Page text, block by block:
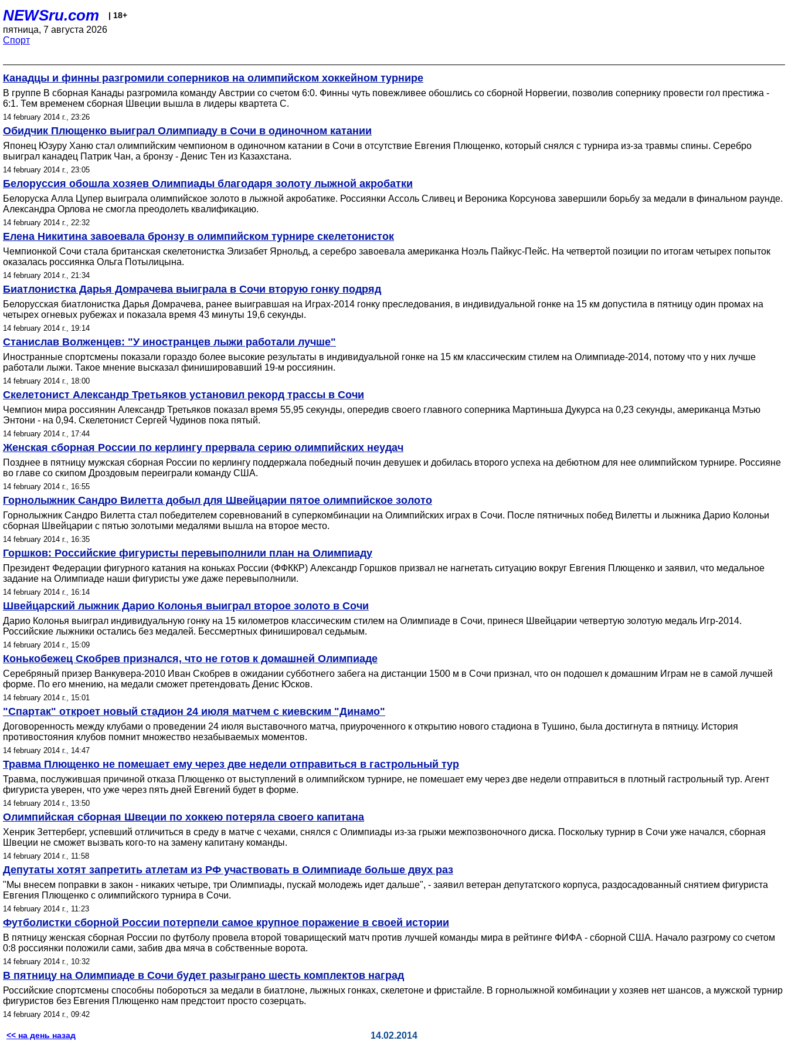
NEWSru.com | 18+
пятница, 7 августа 2026
Спорт
Канадцы и финны разгромили соперников на олимпийском хоккейном турнире
В группе В сборная Канады разгромила команду Австрии со счетом 6:0. Финны чуть повежливее обошлись со сборной Норвегии, позволив сопернику провести гол престижа -
6:1. Тем временем сборная Швеции вышла в лидеры квартета С.
14 february 2014 г., 23:26
Обидчик Плющенко выиграл Олимпиаду в Сочи в одиночном катании
Японец Юзуру Ханю стал олимпийским чемпионом в одиночном катании в Сочи в отсутствие Евгения Плющенко, который снялся с турнира из-за травмы спины. Серебро
выиграл канадец Патрик Чан, а бронзу - Денис Тен из Казахстана.
14 february 2014 г., 23:05
Белоруссия обошла хозяев Олимпиады благодаря золоту лыжной акробатки
Белоруска Алла Цупер выиграла олимпийское золото в лыжной акробатике. Россиянки Ассоль Сливец и Вероника Корсунова завершили борьбу за медали в финальном раунде.
Александра Орлова не смогла преодолеть квалификацию.
14 february 2014 г., 22:32
Елена Никитина завоевала бронзу в олимпийском турнире скелетонисток
Чемпионкой Сочи стала британская скелетонистка Элизабет Ярнольд, а серебро завоевала американка Ноэль Пайкус-Пейс. На четвертой позиции по итогам четырех попыток
оказалась россиянка Ольга Потылицына.
14 february 2014 г., 21:34
Биатлонистка Дарья Домрачева выиграла в Сочи вторую гонку подряд
Белорусская биатлонистка Дарья Домрачева, ранее выигравшая на Играх-2014 гонку преследования, в индивидуальной гонке на 15 км допустила в пятницу один промах на
четырех огневых рубежах и показала время 43 минуты 19,6 секунды.
14 february 2014 г., 19:14
Станислав Волженцев: "У иностранцев лыжи работали лучше"
Иностранные спортсмены показали гораздо более высокие результаты в индивидуальной гонке на 15 км классическим стилем на Олимпиаде-2014, потому что у них лучше
работали лыжи. Такое мнение высказал финишировавший 19-м россиянин.
14 february 2014 г., 18:00
Скелетонист Александр Третьяков установил рекорд трассы в Сочи
Чемпион мира россиянин Александр Третьяков показал время 55,95 секунды, опередив своего главного соперника Мартиньша Дукурса на 0,23 секунды, американца Мэтью
Энтони - на 0,94. Скелетонист Сергей Чудинов пока пятый.
14 february 2014 г., 17:44
Женская сборная России по керлингу прервала серию олимпийских неудач
Позднее в пятницу мужская сборная России по керлингу поддержала победный почин девушек и добилась второго успеха на дебютном для нее олимпийском турнире. Россияне
во главе со скипом Дроздовым переиграли команду США.
14 february 2014 г., 16:55
Горнолыжник Сандро Вилетта добыл для Швейцарии пятое олимпийское золото
Горнолыжник Сандро Вилетта стал победителем соревнований в суперкомбинации на Олимпийских играх в Сочи. После пятничных побед Вилетты и лыжника Дарио Колоньи
сборная Швейцарии с пятью золотыми медалями вышла на второе место.
14 february 2014 г., 16:35
Горшков: Российские фигуристы перевыполнили план на Олимпиаду
Президент Федерации фигурного катания на коньках России (ФФККР) Александр Горшков призвал не нагнетать ситуацию вокруг Евгения Плющенко и заявил, что медальное
задание на Олимпиаде наши фигуристы уже даже перевыполнили.
14 february 2014 г., 16:14
Швейцарский лыжник Дарио Колонья выиграл второе золото в Сочи
Дарио Колонья выиграл индивидуальную гонку на 15 километров классическим стилем на Олимпиаде в Сочи, принеся Швейцарии четвертую золотую медаль Игр-2014.
Российские лыжники остались без медалей. Бессмертных финишировал седьмым.
14 february 2014 г., 15:09
Конькобежец Скобрев признался, что не готов к домашней Олимпиаде
Серебряный призер Ванкувера-2010 Иван Скобрев в ожидании субботнего забега на дистанции 1500 м в Сочи признал, что он подошел к домашним Играм не в самой лучшей
форме. По его мнению, на медали сможет претендовать Денис Юсков.
14 february 2014 г., 15:01
"Спартак" откроет новый стадион 24 июля матчем с киевским "Динамо"
Договоренность между клубами о проведении 24 июля выставочного матча, приуроченного к открытию нового стадиона в Тушино, была достигнута в пятницу. История
противостояния клубов помнит множество незабываемых моментов.
14 february 2014 г., 14:47
Травма Плющенко не помешает ему через две недели отправиться в гастрольный тур
Травма, послужившая причиной отказа Плющенко от выступлений в олимпийском турнире, не помешает ему через две недели отправиться в плотный гастрольный тур. Агент
фигуриста уверен, что уже через пять дней Евгений будет в форме.
14 february 2014 г., 13:50
Олимпийская сборная Швеции по хоккею потеряла своего капитана
Хенрик Зеттерберг, успевший отличиться в среду в матче с чехами, снялся с Олимпиады из-за грыжи межпозвоночного диска. Поскольку турнир в Сочи уже начался, сборная
Швеции не сможет вызвать кого-то на замену капитану команды.
14 february 2014 г., 11:58
Депутаты хотят запретить атлетам из РФ участвовать в Олимпиаде больше двух раз
"Мы внесем поправки в закон - никаких четыре, три Олимпиады, пускай молодежь идет дальше", - заявил ветеран депутатского корпуса, раздосадованный снятием фигуриста
Евгения Плющенко с олимпийского турнира в Сочи.
14 february 2014 г., 11:23
Футболистки сборной России потерпели самое крупное поражение в своей истории
В пятницу женская сборная России по футболу провела второй товарищеский матч против лучшей команды мира в рейтинге ФИФА - сборной США. Начало разгрому со счетом
0:8 россиянки положили сами, забив два мяча в собственные ворота.
14 february 2014 г., 10:32
В пятницу на Олимпиаде в Сочи будет разыграно шесть комплектов наград
Российские спортсмены способны побороться за медали в биатлоне, лыжных гонках, скелетоне и фристайле. В горнолыжной комбинации у хозяев нет шансов, а мужской турнир
фигуристов без Евгения Плющенко нам предстоит просто созерцать.
14 february 2014 г., 09:42
<< на день назад 14.02.2014